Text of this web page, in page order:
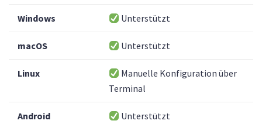
Windows Unterstützt
macOS Unterstützt
Linux
Manuelle Konfiguration über
Terminal
Android Unterstützt